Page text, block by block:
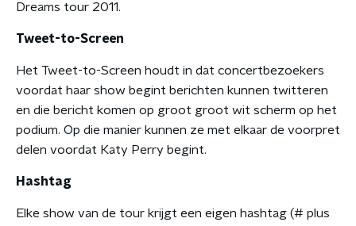
Dreams tour 2011.
Tweet-to-Screen
Het Tweet-to-Screen houdt in dat concertbezoekers
voordat haar show begint berichten kunnen twitteren
en die bericht komen op groot groot wit scherm op het
podium. Op die manier kunnen ze met elkaar de voorpret
delen voordat Katy Perry begint.
Hashtag
Elke show van de tour krijgt een eigen hashtag (# plus